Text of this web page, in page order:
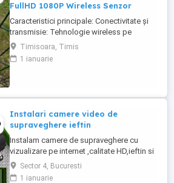
FullHD 1080P Wireless Senzor
Caracteristici principale: Conectivitate și
transmisie: Tehnologie wireless pe
frecvența 2,4 GHz FHSS. Compatibilitate
Bluetooth și aplicație smartphone
(Android iOS PC). Funcționalități: Rezoluție
bidirecțională 360 ...
Timisoara, Timis
1 ianuarie
Instalari camere video de
supraveghere ieftin
Instalam camere de supraveghere cu
vizualizare pe internet ,calitate HD,ieftin si
rapid. Vindem componentele necesare
:camere,dvr,accesorii.
Sector 4, Bucuresti
1 ianuarie